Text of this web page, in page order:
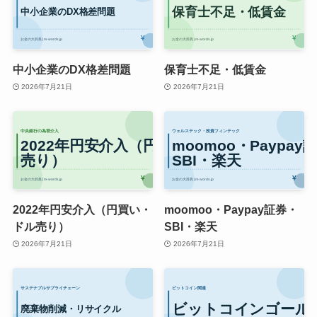
中小企業のDX格差問題
2026年7月21日
保育士不足・低賃金
2026年7月21日
2022年円安介入（円買い・
ドル売り）
2026年7月21日
moomoo・Paypay証券・
SBI・楽天
2026年7月21日